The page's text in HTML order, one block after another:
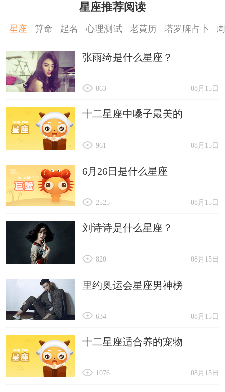
星座推荐阅读
星座 算命 起名 心理测试 老黄历 塔罗牌占卜
张雨绮是什么星座？
08月15日
863
十二星座中嗓子最美的
08月15日
961
6月26日是什么星座
08月15日
2525
刘诗诗是什么星座？
08月15日
820
里约奥运会星座男神榜
08月15日
634
十二星座适合养的宠物
08月15日
1076